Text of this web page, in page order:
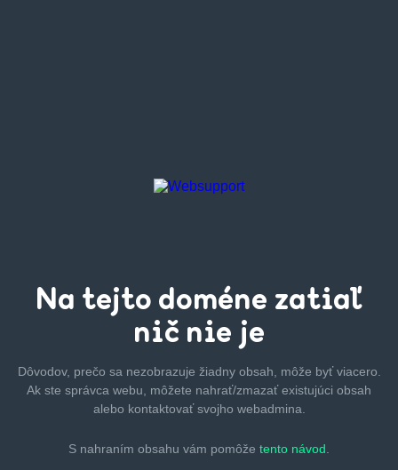
Na tejto doméne zatiaľ
nič nie je
Dôvodov, prečo sa nezobrazuje žiadny obsah, môže byťviacero.
Ak ste správca webu, môžete nahrať/zmazaťexistujúci obsah
alebo kontaktovať svojho webadmina.
S nahraním obsahu vám pomôže tento návod.